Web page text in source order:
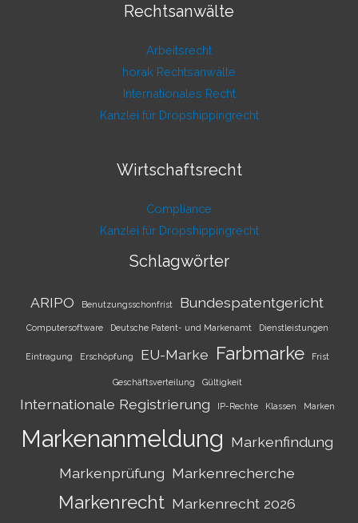
Rechtsanwälte
Arbeitsrecht
horak Rechtsanwälte
Internationales Recht
Kanzlei für Dropshippingrecht
Wirtschaftsrecht
Compliance
Kanzlei für Dropshippingrecht
Schlagwörter
ARIPO Benutzungsschonfrist Bundespatentgericht
Computersoftware Deutsche Patent- und Markenamt Dienstleistungen
Eintragung Erschöpfung EU-Marke Farbmarke Frist
Geschäftsverteilung Gültigkeit
Internationale Registrierung IP-Rechte Klassen Marken
Markenanmeldung Markenfindung
Markenprüfung Markenrecherche
Markenrecht Markenrecht 2026